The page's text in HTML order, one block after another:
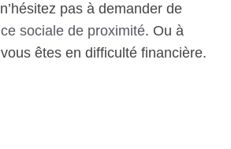
pas à demander de
sociale de proximité. Ou à
êtes en difficulté financière.